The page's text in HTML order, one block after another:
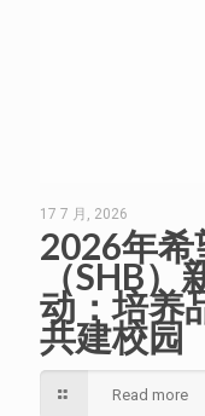
17 7 月, 2026
2026年
（SHB
动：培养
共建校园
Read more